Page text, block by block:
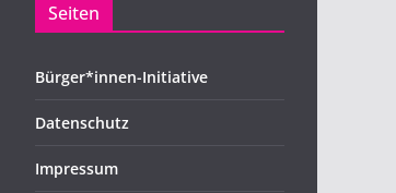
Seiten
Bürger*innen-Initiative
Datenschutz
Impressum